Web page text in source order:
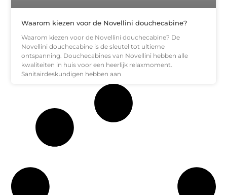
Waarom kiezen voor de Novellini douchecabine?
Waarom kiezen voor de Novellini douchecabine? De
Novellini douchecabine is de sleutel tot ultieme
ontspanning. Douchecabines van Novellini hebben alle
kwaliteiten in huis voor een heerlijk relaxmoment.
Sanitairdeskundigen hebben aan